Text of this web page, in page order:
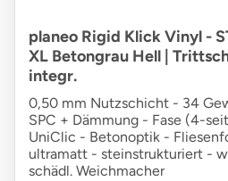
planeo Rigid Klick Vinyl -
XL Betongrau Hell |
integr.
0,50 mm Nutzschicht - 34
SPC + Dämmung - Fase (4-
UniClic - Betonoptik -
ultramatt - steinstrukturiert -
schädl. Weichmacher